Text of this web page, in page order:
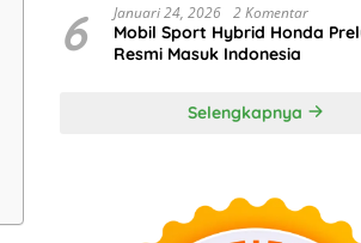
6 Januari 24, 2026 2 Komentar
Mobil Sport Hybrid Honda
Resmi Masuk Indonesia
Selengkapnya